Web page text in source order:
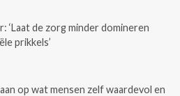
‘Laat de zorg minder domineren
prikkels’
op wat mensen zelf waardevol en